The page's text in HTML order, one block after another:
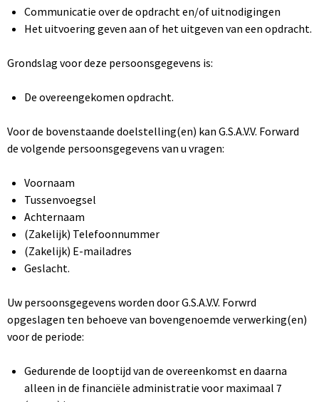
Communicatie over de opdracht en/of uitnodigingen
Het uitvoering geven aan of het uitgeven van een opdracht.
Grondslag voor deze persoonsgegevens is:
De overeengekomen opdracht.
Voor de bovenstaande doelstelling(en) kan G.S.A.V.V. Forward
de volgende persoonsgegevens van u vragen:
Voornaam
Tussenvoegsel
Achternaam
(Zakelijk) Telefoonnummer
(Zakelijk) E-mailadres
Geslacht.
Uw persoonsgegevens worden door G.S.A.V.V. Forwrd
opgeslagen ten behoeve van bovengenoemde verwerking(en)
voor de periode:
Gedurende de looptijd van de overeenkomst en daarna
alleen in de financiële administratie voor maximaal 7